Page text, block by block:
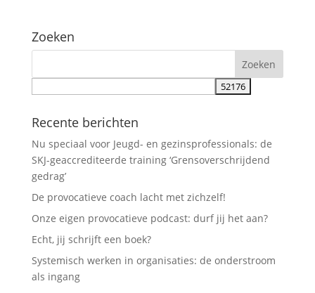
Zoeken
Recente berichten
Nu speciaal voor Jeugd- en gezinsprofessionals: de
SKJ-geaccrediteerde training ‘Grensoverschrijdend
gedrag’
De provocatieve coach lacht met zichzelf!
Onze eigen provocatieve podcast: durf jij het aan?
Echt, jij schrijft een boek?
Systemisch werken in organisaties: de onderstroom
als ingang